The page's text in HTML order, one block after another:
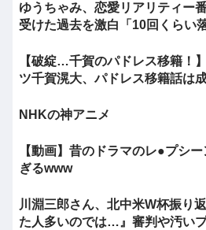
ゆうちゃみ、恋愛リアリティー
受けた過去を激白「10回くらい
【破綻…千賀のパドレス移籍！
ツ千賀滉大、パドレス移籍話は
NHKの神アニメ
【動画】昔のドラマのレ●プシ
ぎるwww
川淵三郎さん、北中米W杯振り
た人多いのでは…』審判や汚い